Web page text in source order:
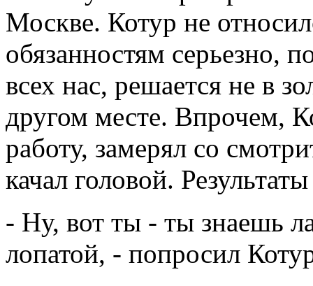
Москве. Котур не
обязанностям серьезно,
всех нас, решается не в
другом месте. Впрочем,
работу, замерял со
качал головой.
- Ну, вот ты - ты знаешь
лопатой, - попросил